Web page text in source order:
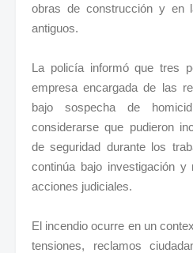
obras de construcción y en
antiguos.
La policía informó que tres
empresa encargada de las
bajo sospecha de
considerarse que pudieron
de seguridad durante los
continúa bajo investigación
acciones judiciales.
El incendio ocurre en un
tensiones, reclamos